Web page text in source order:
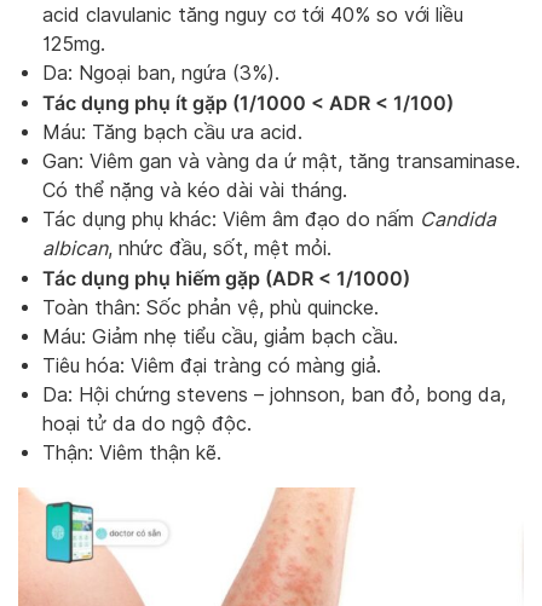
acid clavulanic tăng nguy cơ tới 40% so với liều
125mg.
Da: Ngoại ban, ngứa (3%).
Tác dụng phụ ít gặp (1/1000 < ADR < 1/100)
Máu: Tăng bạch cầu ưa acid.
Gan: Viêm gan và vàng da ứ mật, tăng transaminase.
Có thể nặng và kéo dài vài tháng.
Tác dụng phụ khác: Viêm âm đạo do nấm Candida
albican, nhức đầu, sốt, mệt mỏi.
Tác dụng phụ hiếm gặp (ADR < 1/1000)
Toàn thân: Sốc phản vệ, phù quincke.
Máu: Giảm nhẹ tiểu cầu, giảm bạch cầu.
Tiêu hóa: Viêm đại tràng có màng giả.
Da: Hội chứng stevens – johnson, ban đỏ, bong da,
hoại tử da do ngộ độc.
Thận: Viêm thận kẽ.